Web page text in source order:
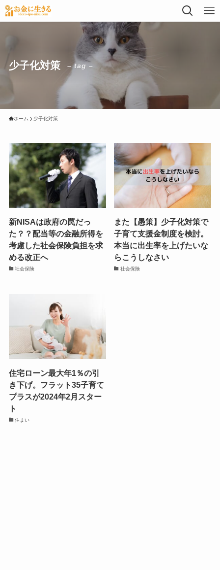
少子化対策 – tag –
ホーム 少子化対策
新NISAは政府の罠だっ
た？？配当等の金融所得を
考慮した社会保険負担を求
める改正へ
社会保険
また【愚策】少子化対策で
子育て支援金制度を検討。
本当に出生率を上げたいな
らこうしなさい
社会保険
住宅ローン最大年1％の引
き下げ。フラット35子育て
プラスが2024年2月スター
ト
住まい